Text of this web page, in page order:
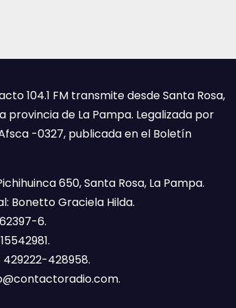
104.1 FM transmite desde Santa Rosa,
provincia de La Pampa. Legalizada por
-0327, publicada en el Boletín
650, Santa Rosa, La Pampa.
Bonetto Graciela Hilda.
6.
429222-428958.
.